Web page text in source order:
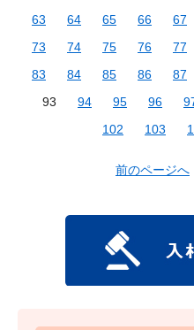
63
64 65 66 67
73
74 75 76 77
83
84 85 86 87
93
94 95 96
102
103
前のページへ